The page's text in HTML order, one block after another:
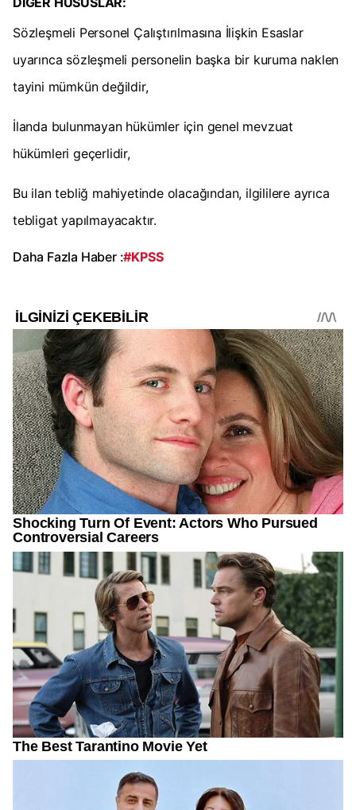
Sözleşmeli Personel Çalıştırılmasına İlişkin Esaslar
uyarınca sözleşmeli personelin başka bir kuruma naklen
tayini mümkün değildir,
İlanda bulunmayan hükümler için genel mevzuat
hükümleri geçerlidir,
Bu ilan tebliğ mahiyetinde olacağından, ilgililere ayrıca
tebligat yapılmayacaktır.
Daha Fazla Haber :#KPSS